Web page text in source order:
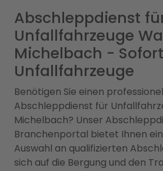
Abschleppdienst
Unfallfahrzeuge
Michelbach -
Unfallfahrzeuge
Benötigen Sie einen
Abschleppdienst für
Michelbach? Unser
Branchenportal bietet Ihnen
Auswahl an qualifizierten
sich auf die Bergung und den